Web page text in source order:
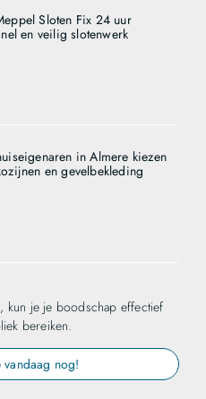
Sloten Fix 24 uur
en veilig slotenwerk
in Almere kiezen
en gevelbekleding
kun je je boodschap effectief
bereiken.
nog!